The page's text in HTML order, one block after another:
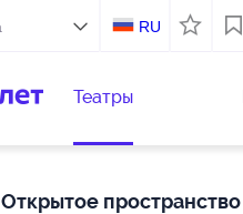
RU
Театры
Открытое пространство